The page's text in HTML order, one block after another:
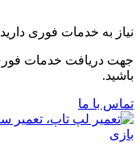
نیاز به خدمات فوری
جهت دریافت خدمات
باشید.
تماس با ما